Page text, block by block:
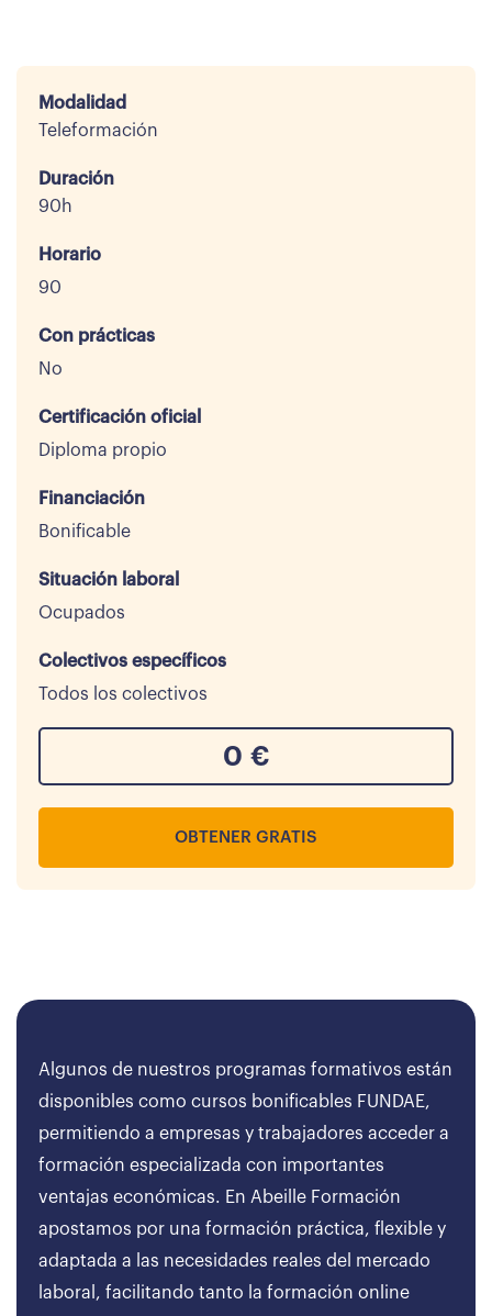
Modalidad
Teleformación
Duración
90h
Horario
90
Con prácticas
No
Certificación oficial
Diploma propio
Financiación
Bonificable
Situación laboral
Ocupados
Colectivos específicos
Todos los colectivos
0 €
OBTENER GRATIS
Algunos de nuestros programas formativos están
disponibles como cursos bonificables FUNDAE,
permitiendo a empresas y trabajadores acceder a
formación especializada con importantes
ventajas económicas. En Abeille Formación
apostamos por una formación práctica, flexible y
adaptada a las necesidades reales del mercado
laboral, facilitando tanto la formación online